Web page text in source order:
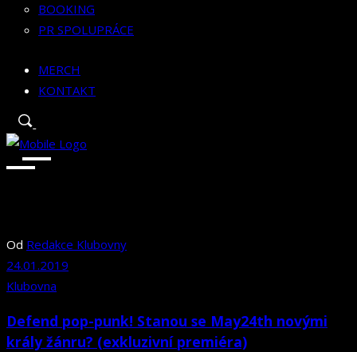
BOOKING
PR SPOLUPRÁCE
MERCH
KONTAKT
Od Redakce Klubovny
24.01.2019
Klubovna
Defend pop-punk! Stanou se May24th novými
krály žánru? (exkluzivní premiéra)